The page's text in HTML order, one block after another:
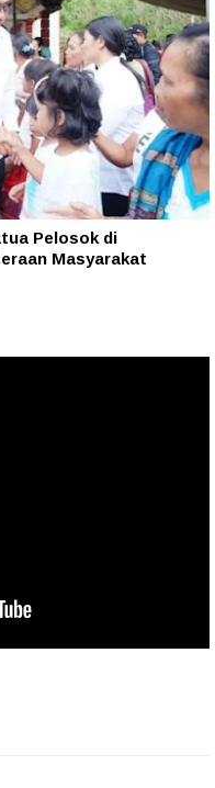
Pelosok di
Masyarakat